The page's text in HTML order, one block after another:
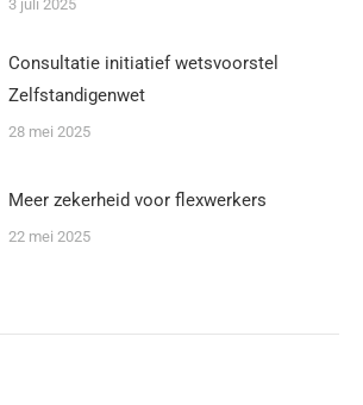
3 juli 2025
Consultatie initiatief wetsvoorstel
Zelfstandigenwet
28 mei 2025
Meer zekerheid voor flexwerkers
22 mei 2025